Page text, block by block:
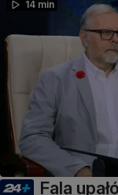
14 min
Fala